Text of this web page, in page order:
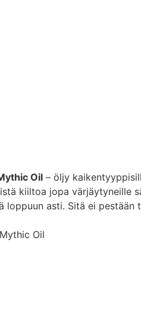
Oil – öljy
kiiltoa jopa värjäytyneille
loppuun asti. Sitä ei